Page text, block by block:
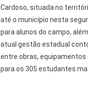
Cardoso, situada no
até o município nesta
para alunos do campo,
atual gestão estadual
entre obras, equipamentos
para os 305 estudantes